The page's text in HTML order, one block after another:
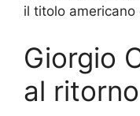
il titolo americano
Giorgio
al ritorno